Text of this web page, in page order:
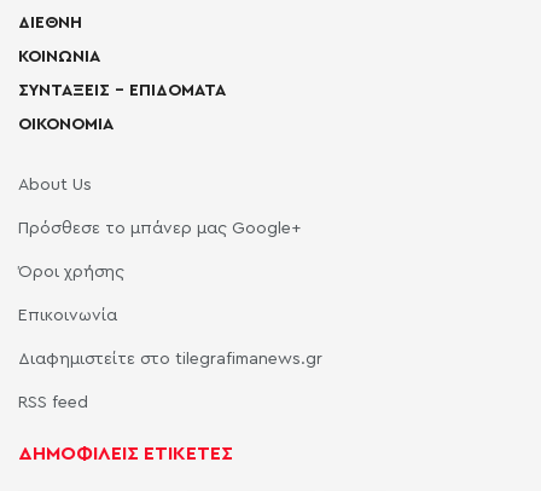
ΔΙΕΘΝΗ
ΚΟΙΝΩΝΙΑ
ΣΥΝΤΑΞΕΙΣ – ΕΠΙΔΟΜΑΤΑ
ΟΙΚΟΝΟΜΙΑ
About Us
Πρόσθεσε το μπάνερ μας Google+
Όροι χρήσης
Επικοινωνία
Διαφημιστείτε στο tilegrafimanews.gr
RSS feed
ΔΗΜΟΦΙΛΕΙΣ ΕΤΙΚΕΤΕΣ